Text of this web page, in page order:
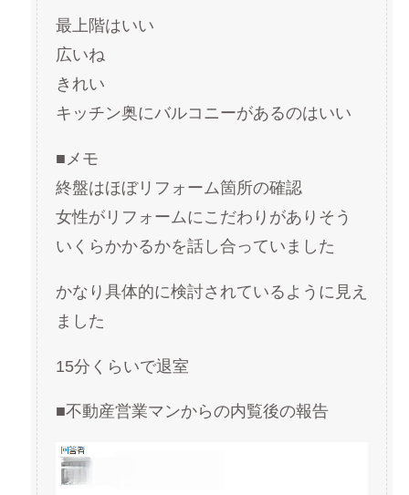
最上階はいい
広いね
きれい
キッチン奥にバルコニーがあるのはいい
■メモ
終盤はほぼリフォーム箇所の確認
女性がリフォームにこだわりがありそう
いくらかかるかを話し合っていました
かなり具体的に検討されているように見え
ました
15分くらいで退室
■不動産営業マンからの内覧後の報告